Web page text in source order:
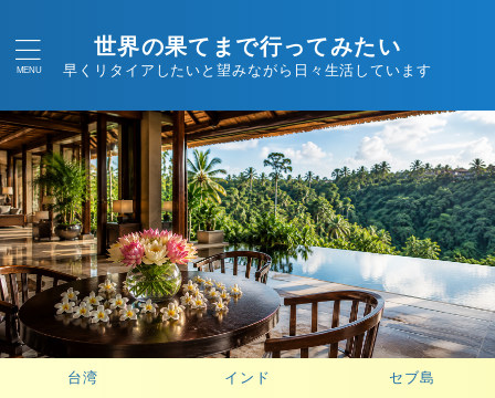
世界の果てまで行ってみたい
早くリタイアしたいと望みながら日々生活しています
台湾 インド セブ島